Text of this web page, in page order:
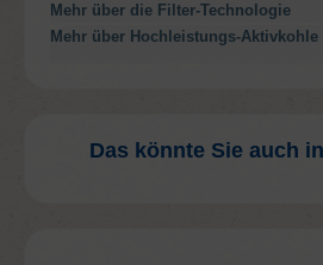
Mehr über die Filter-Technologie
Mehr über Hochleistungs-
Das könnte Sie auch